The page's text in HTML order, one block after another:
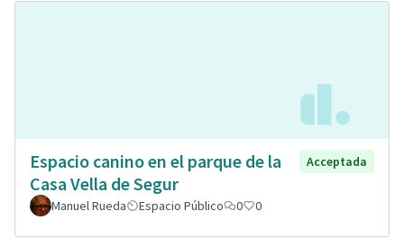
Espacio canino en el parque de la
Casa Vella de Segur
Acceptada
Manuel Rueda Espacio Público 0 0